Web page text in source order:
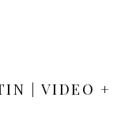
| VIDEO +